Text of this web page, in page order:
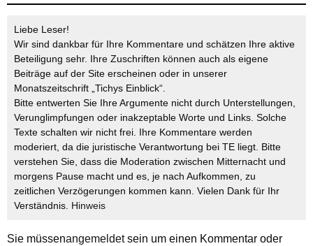
Liebe Leser!
Wir sind dankbar für Ihre Kommentare und schätzen Ihre aktive
Beteiligung sehr. Ihre Zuschriften können auch als eigene
Beiträge auf der Site erscheinen oder in unserer
Monatszeitschrift „Tichys Einblick“.
Bitte entwerten Sie Ihre Argumente nicht durch Unterstellungen,
Verunglimpfungen oder inakzeptable Worte und Links. Solche
Texte schalten wir nicht frei. Ihre Kommentare werden
moderiert, da die juristische Verantwortung bei TE liegt. Bitte
verstehen Sie, dass die Moderation zwischen Mitternacht und
morgens Pause macht und es, je nach Aufkommen, zu
zeitlichen Verzögerungen kommen kann. Vielen Dank für Ihr
Verständnis. Hinweis
Sie müssenangemeldetsein um einen Kommentar oder